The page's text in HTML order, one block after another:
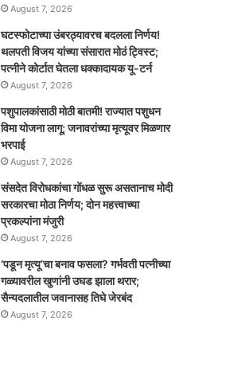
August 7, 2026
घटस्फोटाच्या उंबरठ्यावरच बदलला निर्णय!
थलपती विजय यांच्या संसारात मोठं ट्विस्ट;
पत्नीने कोर्टात घेतला धक्कादायक यू-टर्न
August 7, 2026
पशुपालकांसाठी मोठी बातमी! राज्यात पशुधन
विमा योजना लागू; जनावरांच्या मृत्यूवर मिळणार
भरपाई
August 7, 2026
संसदेत विरोधकांचा गोंधळ सुरू असतानाच मोदी
सरकारचा मोठा निर्णय; दोन महत्त्वाच्या
प्रकल्पांना मंजुरी
August 7, 2026
‘पडून मृत्यू’चा बनाव फसला? गर्भवती पत्नीच्या
गळ्यावरील खुणांनी उघड झाला थरार;
सैन्यदलातील जवानासह तिघे जेरबंद
August 7, 2026